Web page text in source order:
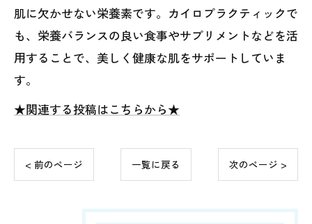
肌に欠かせない栄養素です。カイロプラクティックで
も、栄養バランスの良い食事やサプリメントなどを活
用することで、美しく健康な肌をサポートしていま
す。
★関連する投稿はこちらから★
< 前のページ 一覧に戻る 次のページ >